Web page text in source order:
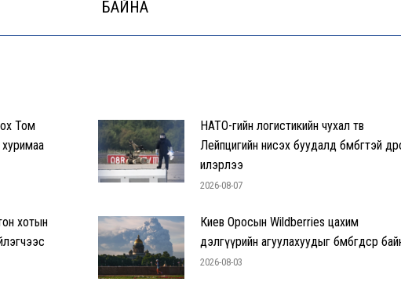
post:
БАЙНА
Том
НАТО-гийн логистикийн чухал төв
Лейпцигийн нисэх буудалд бөмбөгтэй
илэрлээ
2026-08-07
хотын
Киев Оросын Wildberries цахим
дэлгүүрийн агуулахуудыг бөмбөгдсөөр
2026-08-03